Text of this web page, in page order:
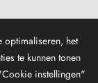
het
te kunnen tonen
instellingen"